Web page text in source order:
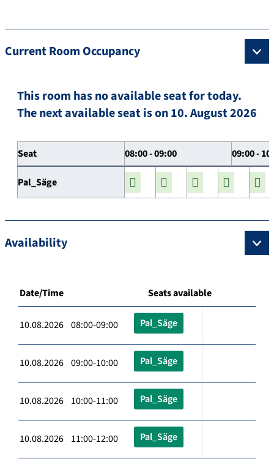
Current Room Occupancy
This room has no available seat for today.
The next available seat is on 10. August 2026
Seat 08:00 - 09:00 09:00 -
Pal_Säge
Availability
Date/Time Seats available
10.08.2026 08:00-09:00 Pal_Säge
10.08.2026 09:00-10:00 Pal_Säge
10.08.2026 10:00-11:00 Pal_Säge
10.08.2026 11:00-12:00 Pal_Säge